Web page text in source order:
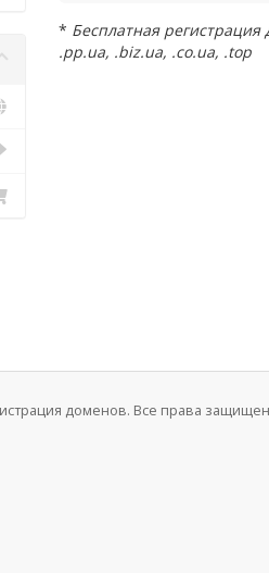
* Бесплатная
.pp.ua, .biz.ua, .co.ua, .top
доменов. Все права